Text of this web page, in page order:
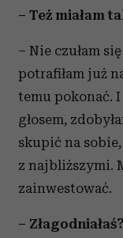
– Też miałam
– Nie czułam
potrafiłam już
temu pokonać. I
głosem,
skupić na
z najbliższymi.
zainwestować.
– Złagodniałaś?